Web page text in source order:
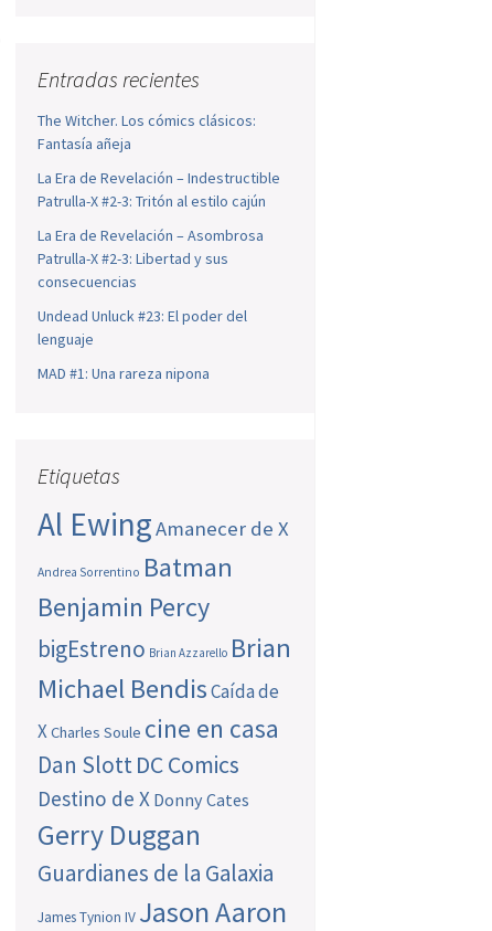
Entradas recientes
The Witcher. Los cómics clásicos:
Fantasía añeja
La Era de Revelación – Indestructible
Patrulla-X #2-3: Tritón al estilo cajún
La Era de Revelación – Asombrosa
Patrulla-X #2-3: Libertad y sus
consecuencias
Undead Unluck #23: El poder del
lenguaje
MAD #1: Una rareza nipona
Etiquetas
Al EwingAmanecer de X
Andrea Sorrentino Batman
Benjamin Percy
bigEstreno Brian Azzarello Brian
Michael BendisCaída de
XCharles Soule cine en casa
Dan SlottDC Comics
Destino de X Donny Cates
Gerry Duggan
Guardianes de la Galaxia
James Tynion IV Jason Aaron